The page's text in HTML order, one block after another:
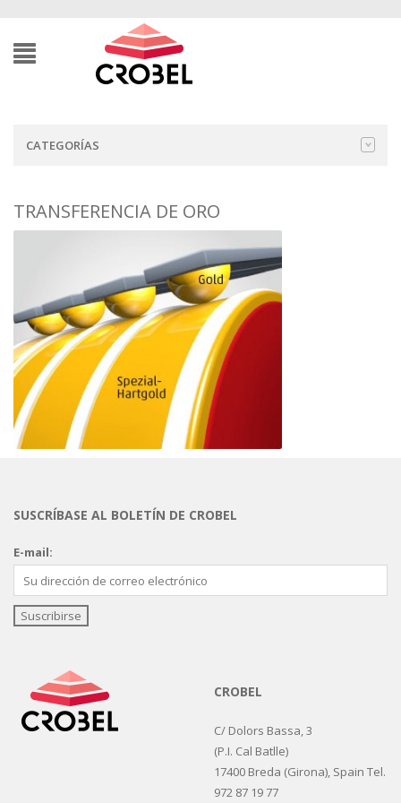
CATEGORÍAS
TRANSFERENCIA DE ORO
SUSCRÍBASE AL BOLETÍN DE CROBEL
E-mail:
CROBEL
C/ Dolors Bassa, 3
(P.I. Cal Batlle)
17400 Breda (Girona), Spain Tel.
972 87 19 77